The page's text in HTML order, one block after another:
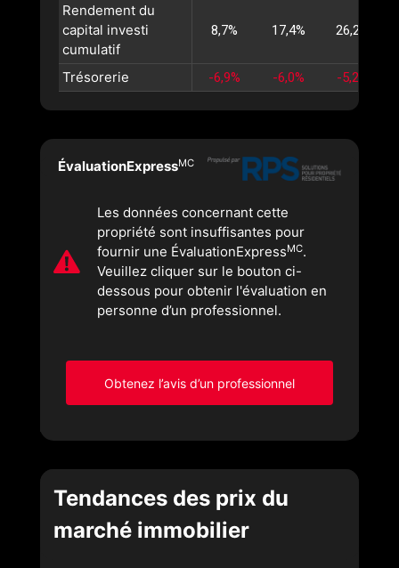
Rendement du
capital investi
cumulatif
8,7% 17,4% 26,2%
Trésorerie -6,9% -6,0% -5,2%
ÉvaluationExpressMC
Les données concernant cette
propriété sont insuffisantes pour
fournir une ÉvaluationExpressMC.
Veuillez cliquer sur le bouton ci-
dessous pour obtenir l'évaluation en
personne d’un professionnel.
Obtenez l’avis d’un professionnel
Tendances des prix du
marché immobilier